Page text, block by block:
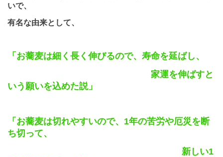
いで、
有名な由来として、
「お蕎麦は細く長く伸びるので、寿命を延ばし、
家運を伸ばすと
いう願いを込めた説」
「お蕎麦は切れやすいので、 1年の苦労や厄災を断
ち切って、
新しい1